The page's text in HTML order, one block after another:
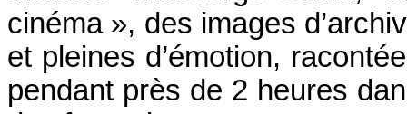
cinéma », des images
et pleines d’émotion,
pendant près de 2 heures